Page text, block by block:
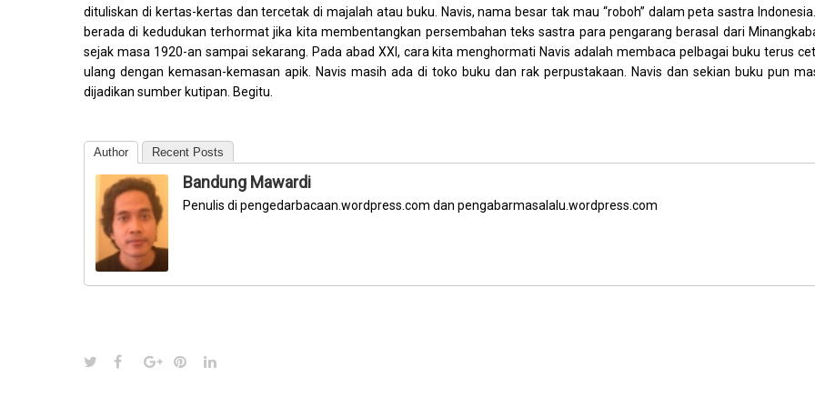
dituliskan di kertas-kertas dan tercetak di majalah atau buku. Navis, nama besar tak mau “roboh” dalam peta sastra
berada di kedudukan terhormat jika kita membentangkan persembahan teks sastra para pengarang berasal dari
sejak masa 1920-an sampai sekarang. Pada abad XXI, cara kita menghormati Navis adalah membaca pelbagai buku terus
ulang dengan kemasan-kemasan apik. Navis masih ada di toko buku dan rak perpustakaan. Navis dan sekian buku pun
dijadikan sumber kutipan. Begitu.
Author Recent Posts
Bandung Mawardi
Penulis di pengedarbacaan.wordpress.com dan pengabarmasalalu.wordpress.com